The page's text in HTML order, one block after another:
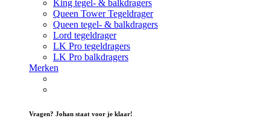
King tegel- & balkdragers
Queen Tower Tegeldrager
Queen tegel- & balkdragers
Lord tegeldrager
LK Pro tegeldragers
LK Pro balkdragers
Merken
Vragen? Johan staat voor je klaar!